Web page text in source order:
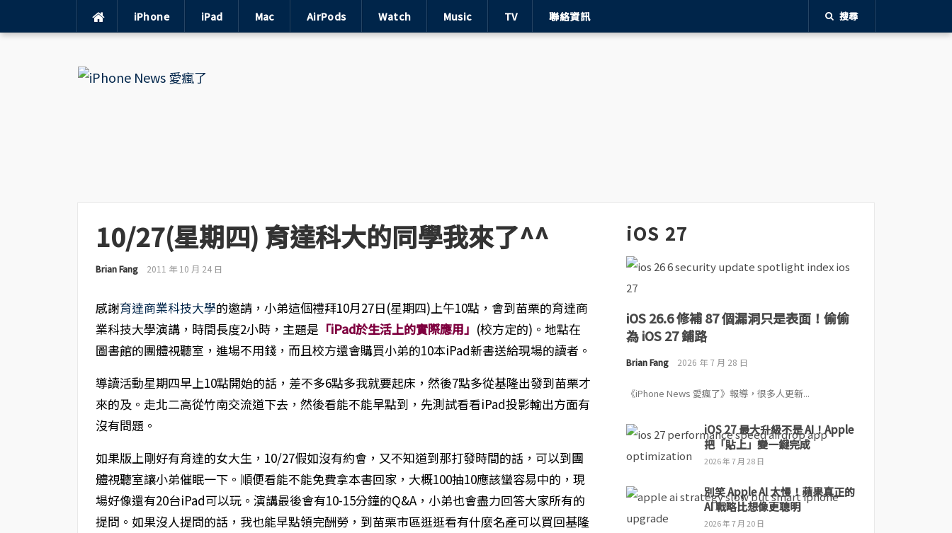
iPhone iPad Mac AirPods Watch Music TV 聯絡資訊 搜尋
10/27(星期四) 育達科大的同學我來了^^
Brian Fang 2011 年 10 月 24 日
感謝育達商業科技大學的邀請，小弟這個禮拜10月27日(星期四)上午10點，會到苗栗的育達商
業科技大學演講，時間長度2小時，主題是 「iPad於生活上的實際應用」 (校方定的)。地點在
圖書館的團體視聽室，進場不用錢，而且校方還會購買小弟的10本iPad新書送給現場的讀者。
導讀活動星期四早上10點開始的話，差不多6點多我就要起床，然後7點多從基隆出發到苗栗才
來的及。走北二高從竹南交流道下去，然後看能不能早點到，先測試看看iPad投影輸出方面有
沒有問題。
如果版上剛好有育達的女大生，10/27假如沒有約會，又不知道到那打發時間的話，可以到團
體視聽室讓小弟催眠一下。順便看能不能免費拿本書回家，大概100抽10應該蠻容易中的，現
場好像還有20台iPad可以玩。演講最後會有10-15分鐘的Q&A，小弟也會盡力回答大家所有的
提問。如果沒人提問的話，我也能早點領完酬勞，到苗栗市區逛逛看有什麼名產可以買回基隆
iOS 27
iOS 26.6 修補 87 個漏洞只是表面！偷偷
為 iOS 27 鋪路
Brian Fang 2026 年 7 月 28 日
《iPhone News 愛瘋了》報導，很多人更新...
iOS 27 最大升級不是 AI！Apple
把「貼上」變一鍵完成
2026 年 7 月 28 日
別笑 Apple AI 太慢！蘋果真正的
AI 戰略比想像更聰明
2026 年 7 月 20 日